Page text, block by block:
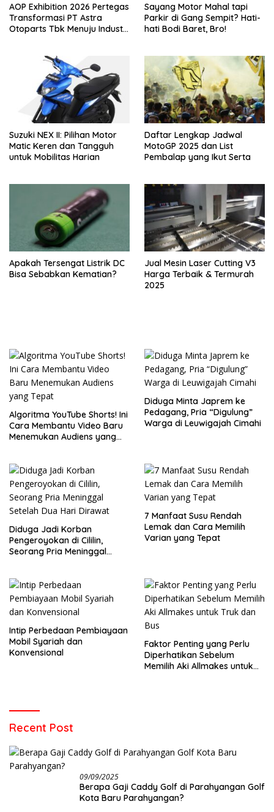
AOP Exhibition 2026 Pertegas
Transformasi PT Astra
Otoparts Tbk Menuju Industri
Sayang Motor Mahal tapi
Parkir di Gang Sempit? Hati-
hati Bodi Baret, Bro!
Suzuki NEX II: Pilihan Motor
Matic Keren dan Tangguh
untuk Mobilitas Harian
Daftar Lengkap Jadwal
MotoGP 2025 dan List
Pembalap yang Ikut Serta
Apakah Tersengat Listrik DC
Bisa Sebabkan Kematian?
Jual Mesin Laser Cutting V3
Harga Terbaik & Termurah
2025
Algoritma YouTube Shorts! Ini
Cara Membantu Video Baru
Menemukan Audiens yang
Diduga Minta Japrem ke
Pedagang, Pria “Digulung”
Warga di Leuwigajah Cimahi
Diduga Jadi Korban
Pengeroyokan di Cililin,
Seorang Pria Meninggal
7 Manfaat Susu Rendah
Lemak dan Cara Memilih
Varian yang Tepat
Intip Perbedaan Pembiayaan
Mobil Syariah dan
Konvensional
Faktor Penting yang Perlu
Diperhatikan Sebelum
Memilih Aki Allmakes untuk
Recent Post
09/09/2025
Berapa Gaji Caddy Golf di Parahyangan Golf
Kota Baru Parahyangan?